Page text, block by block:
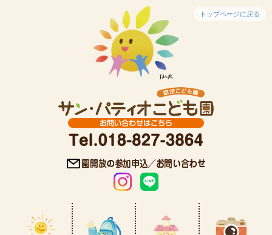
トップページに戻る